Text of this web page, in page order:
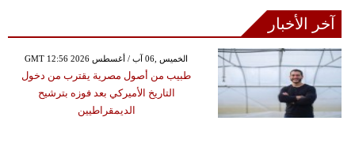
آخر الأخبار
GMT 12:56 2026 الخميس ,06 آب / أغسطس
طبيب من أصول مصرية يقترب من دخول
التاريخ الأميركي بعد فوزه بترشيح
الديمقراطيين